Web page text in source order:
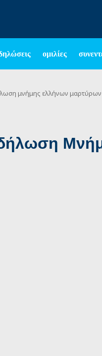
ομιλίες
μνήμης ελλήνων